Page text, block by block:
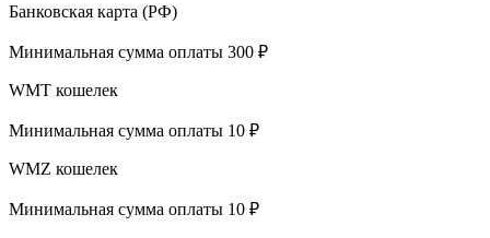
Банковская карта (РФ)
Минимальная сумма оплаты 300 ₽
WMT кошелек
Минимальная сумма оплаты 10 ₽
WMZ кошелек
Минимальная сумма оплаты 10 ₽